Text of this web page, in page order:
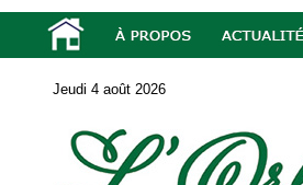
Jeudi 4 août 2026